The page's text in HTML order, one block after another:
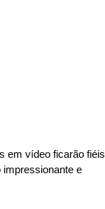
em vídeo ficarão fiéis
e